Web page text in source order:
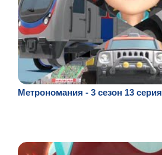
Метрономания - 3 сезон 13 серия